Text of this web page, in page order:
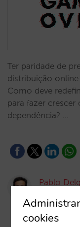
Ter paridade de
distribuição
Como deve
para fazer crescer
dependência? …
Pablo
cookies